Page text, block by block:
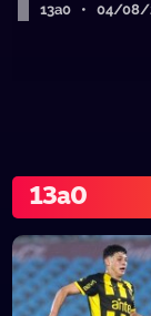
13a0 • 04/08/
13a0